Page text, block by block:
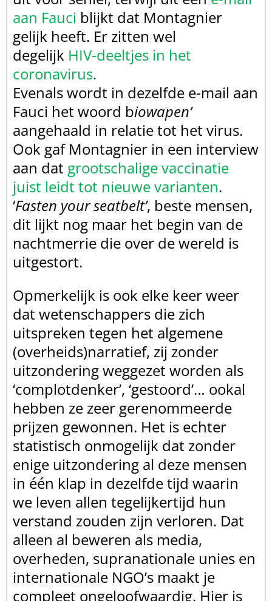
aan Fauci blijkt dat Montagnier
gelijk heeft. Er zitten wel
degelijk HIV-deeltjes in het
coronavirus.
Evenalswordt in dezelfde e-mail aan
Fauci het woord biowapen’
aangehaald in relatie tot het virus.
Ook gaf Montagnier in een interview
aan dat grootschalige vaccinatie
juist leidt tot nieuwe varianten.
‘Fasten your seatbelt’, beste mensen,
dit lijkt nog maar het begin van de
nachtmerrie die over de wereld is
uitgestort.
Opmerkelijk is ook elke keer weer
dat wetenschappers die zich
uitspreken tegen het algemene
(overheids)narratief, zij zonder
uitzondering weggezet worden als
‘complotdenker’, ‘gestoord’… ookal
hebben ze zeer gerenommeerde
prijzen gewonnen. Het is echter
statistisch onmogelijk dat zonder
enige uitzondering al deze mensen
in één klap in dezelfde tijd waarin
we leven allen tegelijkertijd hun
verstand zouden zijn verloren. Dat
alleen al beweren als media,
overheden, supranationale unies en
internationale NGO’s maakt je
compleet ongeloofwaardig. Hier is